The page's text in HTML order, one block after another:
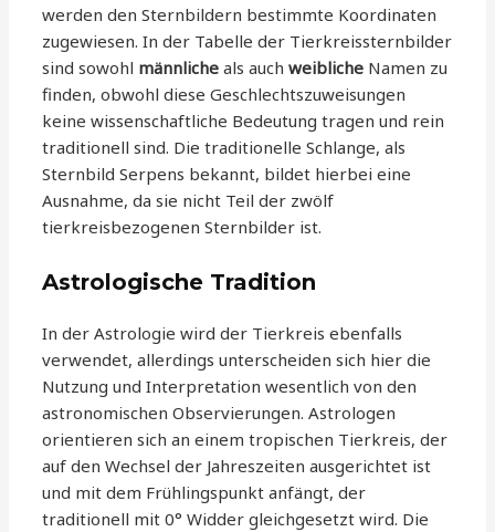
werden den Sternbildern bestimmte Koordinaten
zugewiesen. In der Tabelle der Tierkreissternbilder
sind sowohl männliche als auchweibliche Namen zu
finden, obwohl diese Geschlechtszuweisungen
keine wissenschaftliche Bedeutung tragen und rein
traditionell sind. Die traditionelle Schlange, als
Sternbild Serpens bekannt, bildet hierbei eine
Ausnahme, da sie nicht Teil der zwölf
tierkreisbezogenen Sternbilder ist.
Astrologische Tradition
In der Astrologie wird der Tierkreis ebenfalls
verwendet, allerdings unterscheiden sich hier die
Nutzung und Interpretation wesentlich von den
astronomischen Observierungen. Astrologen
orientieren sich an einem tropischen Tierkreis, der
auf den Wechsel der Jahreszeiten ausgerichtet ist
und mit dem Frühlingspunkt anfängt, der
traditionell mit 0° Widder gleichgesetzt wird. Die